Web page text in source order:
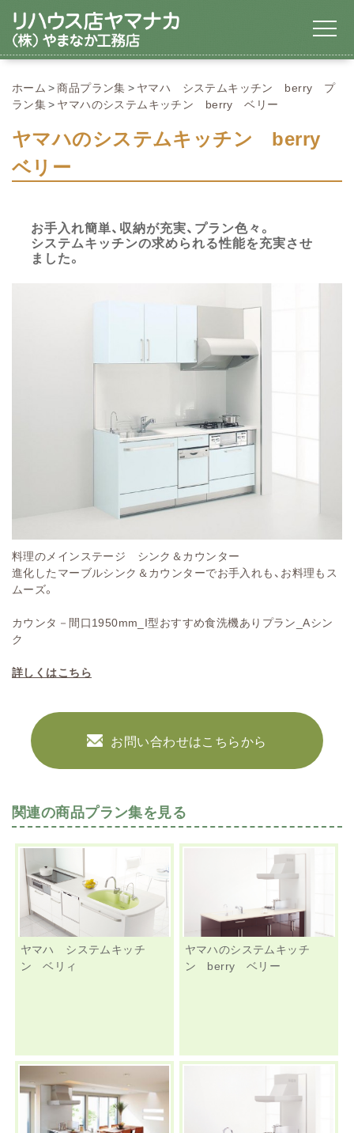
ホーム 商品プラン集
ヤマハ システムキッチン berry プ
ラン集
ヤマハのシステムキッチン berry ベリー
ヤマハのシステムキッチン berry
ベリー
お手入れ簡単、収納が充実、プラン色々。
システムキッチンの求められる性能を充実させ
ました。
料理のメインステージ シンク＆カウンター
進化したマーブルシンク＆カウンターでお手入れも、お料理もス
ムーズ。
カウンタ－間口1950mm_I型おすすめ食洗機ありプラン_Aシン
ク
詳しくはこちら
お問い合わせはこちらから
関連の商品プラン集を見る
ヤマハ システムキッチ
ン ベリィ
ヤマハのシステムキッチ
ン berry ベリー